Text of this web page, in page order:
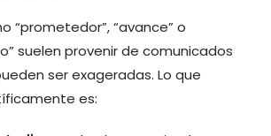
“prometedor”, “avance” o
suelen provenir de comunicados
ser exageradas. Lo que
es: